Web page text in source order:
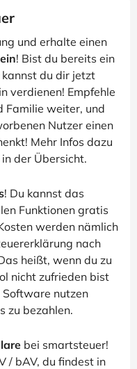
und erhalte einen
! Bist du bereits ein
kannst du dir jetzt
verdienen! Empfehle
Familie weiter, und
Nutzer einen
Mehr Infos dazu
der Übersicht.
! Du kannst das
Funktionen gratis
werden nämlich
nach
heißt, wenn du zu
nicht zufrieden bist
Software nutzen
zu bezahlen.
bei smartsteuer!
/ bAV, du findest in